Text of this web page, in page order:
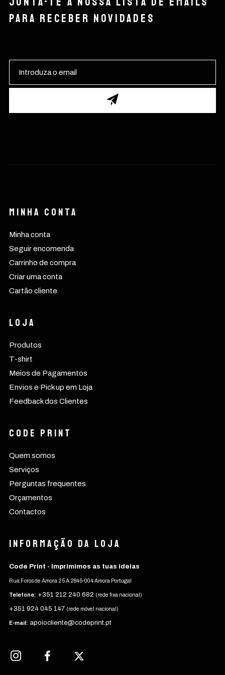
para receber novidades
Minha conta
Minha conta
Seguir encomenda
Carrinho de compra
Criar uma conta
Cartão cliente
Loja
Produtos
T-shirt
Meios de Pagamentos
Envios e Pick up em Loja
Feedback dos Clientes
CODE PRINT
Quem somos
Serviços
Perguntas frequentes
Orçamentos
Contactos
Informação da Loja
Code Print - Imprimimos as tuas ideias
Rua Foros de Amora 25 A 2845-004 Amora Portugal
Telefone: +351 212 240 682 (rede fixa nacional)
+351 924 045 147 (rede móvel nacional)
E-mail: apoiocliente@codeprint.pt